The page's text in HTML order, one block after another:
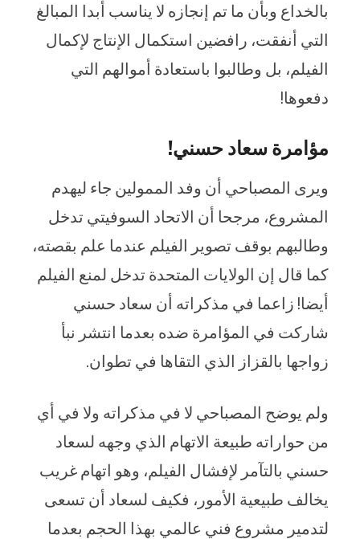
بالخداع وبأن ما تم إنجازه لا يناسب أبدا المبالغ
التي أنفقت، رافضين استكمال الإنتاج لإكمال
الفيلم، بل وطالبوا باستعادة أموالهم التي
دفعوها!
مؤامرة سعاد حسني!
ويرى المصباحي أن وفد الممولين جاء ليهدم
المشروع، مرجحا أن الاتحاد السوفيتي تدخل
وطالبهم بوقف تصوير الفيلم عندما علم بقصته،
كما قال إن الولايات المتحدة تدخل لمنع الفيلم
أيضا! زاعما في مذكراته أن سعاد حسني
شاركت في المؤامرة ضده بعدما انتشر نبأ
زواجها بالقزاز الذي التقاها في تطوان.
ولم يوضح المصباحي لا في مذكراته ولا في أي
من حواراته طبيعة الاتهام الذي وجهه لسعاد
حسني بالتآمر لإفشال الفيلم، وهو اتهام غريب
يخالف طبيعية الأمور، فكيف لسعاد أن تسعى
لتدمير مشروع فني عالمي بهذا الحجم بعدما